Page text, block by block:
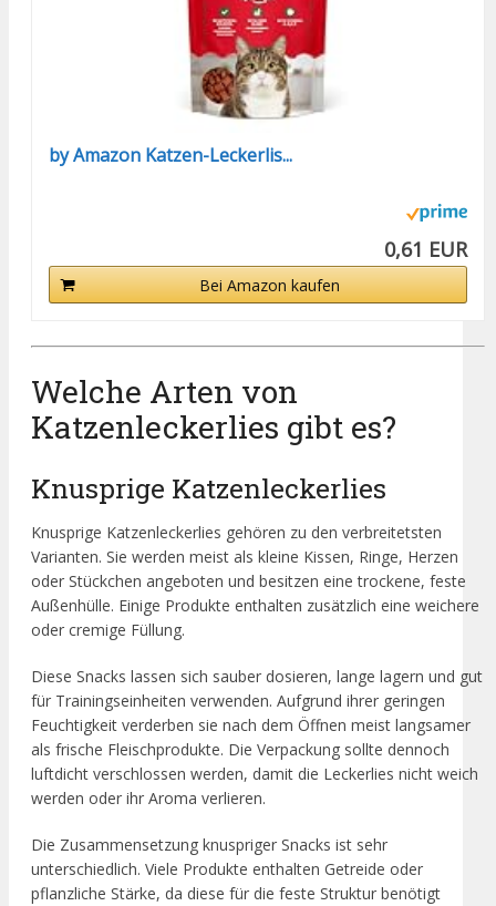
by Amazon Katzen-Leckerlis...
0,61 EUR
Bei Amazon kaufen
Welche Arten von
Katzenleckerlies gibt es?
Knusprige Katzenleckerlies
Knusprige Katzenleckerlies gehören zu den verbreitetsten
Varianten. Sie werden meist als kleine Kissen, Ringe, Herzen
oder Stückchen angeboten und besitzen eine trockene, feste
Außenhülle. Einige Produkte enthalten zusätzlich eine weichere
oder cremige Füllung.
Diese Snacks lassen sich sauber dosieren, lange lagern und gut
für Trainingseinheiten verwenden. Aufgrund ihrer geringen
Feuchtigkeit verderben sie nach dem Öffnen meist langsamer
als frische Fleischprodukte. Die Verpackung sollte dennoch
luftdicht verschlossen werden, damit die Leckerlies nicht weich
werden oder ihr Aroma verlieren.
Die Zusammensetzung knuspriger Snacks ist sehr
unterschiedlich. Viele Produkte enthalten Getreide oder
pflanzliche Stärke, da diese für die feste Struktur benötigt